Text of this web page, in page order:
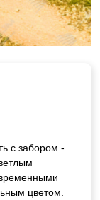
с забором -
цветом.